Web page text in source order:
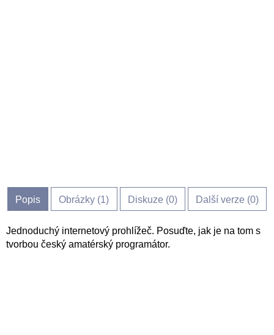
Popis Obrázky (1) Diskuze (0) Další verze (0)
Jednoduchý internetový prohlížeč. Posuďte, jak je na tom s
tvorbou český amatérský programátor.